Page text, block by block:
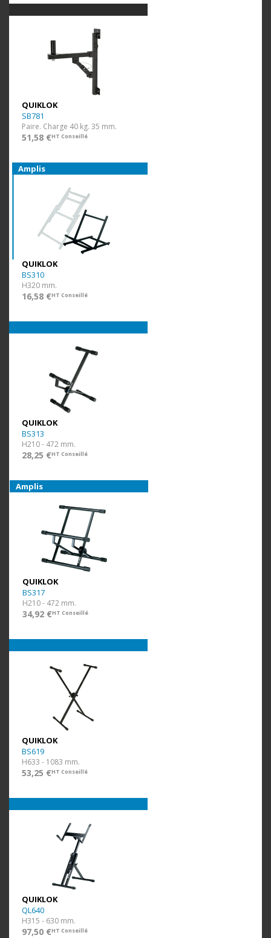
QUIKLOK
SB781
Paire. Charge 40 kg. 35 mm.
51,58 €HT Conseillé
Amplis
QUIKLOK
BS310
H320 mm.
16,58 €HT Conseillé
QUIKLOK
BS313
H210 - 472 mm.
28,25 €HT Conseillé
Amplis
QUIKLOK
BS317
H210 - 472 mm.
34,92 €HT Conseillé
QUIKLOK
BS619
H633 - 1083 mm.
53,25 €HT Conseillé
QUIKLOK
QL640
H315 - 630 mm.
97,50 €HT Conseillé